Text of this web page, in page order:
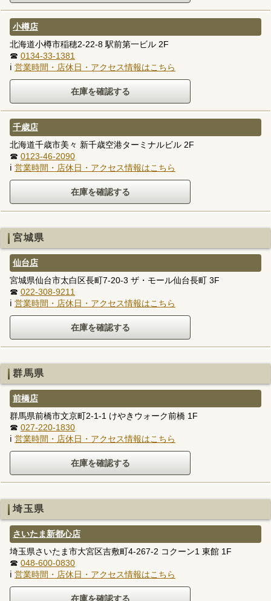
小樽店
北海道小樽市稲穂2-22-8 駅前第一ビル 2F
☎ 0134-33-1381
ℹ 営業時間・店休日・アクセス情報はこちら
千歳店
北海道千歳市美々 新千歳空港ターミナルビル 2F
☎ 0123-46-2090
ℹ 営業時間・店休日・アクセス情報はこちら
宮城県
仙台店
宮城県仙台市太白区長町7-20-3 ザ・モール仙台長町 3F
☎ 022-308-9211
ℹ 営業時間・店休日・アクセス情報はこちら
群馬県
前橋店
群馬県前橋市文京町2-1-1 けやきウォーク前橋 1F
☎ 027-220-1830
ℹ 営業時間・店休日・アクセス情報はこちら
埼玉県
さいたま新都心店
埼玉県さいたま市大宮区吉敷町4-267-2 コクーン1 東館 1F
☎ 048-600-0830
ℹ 営業時間・店休日・アクセス情報はこちら